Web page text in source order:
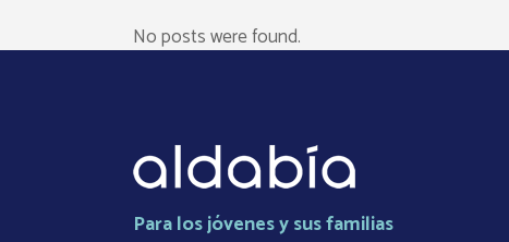
No posts were found.
Para los jóvenes y sus familias